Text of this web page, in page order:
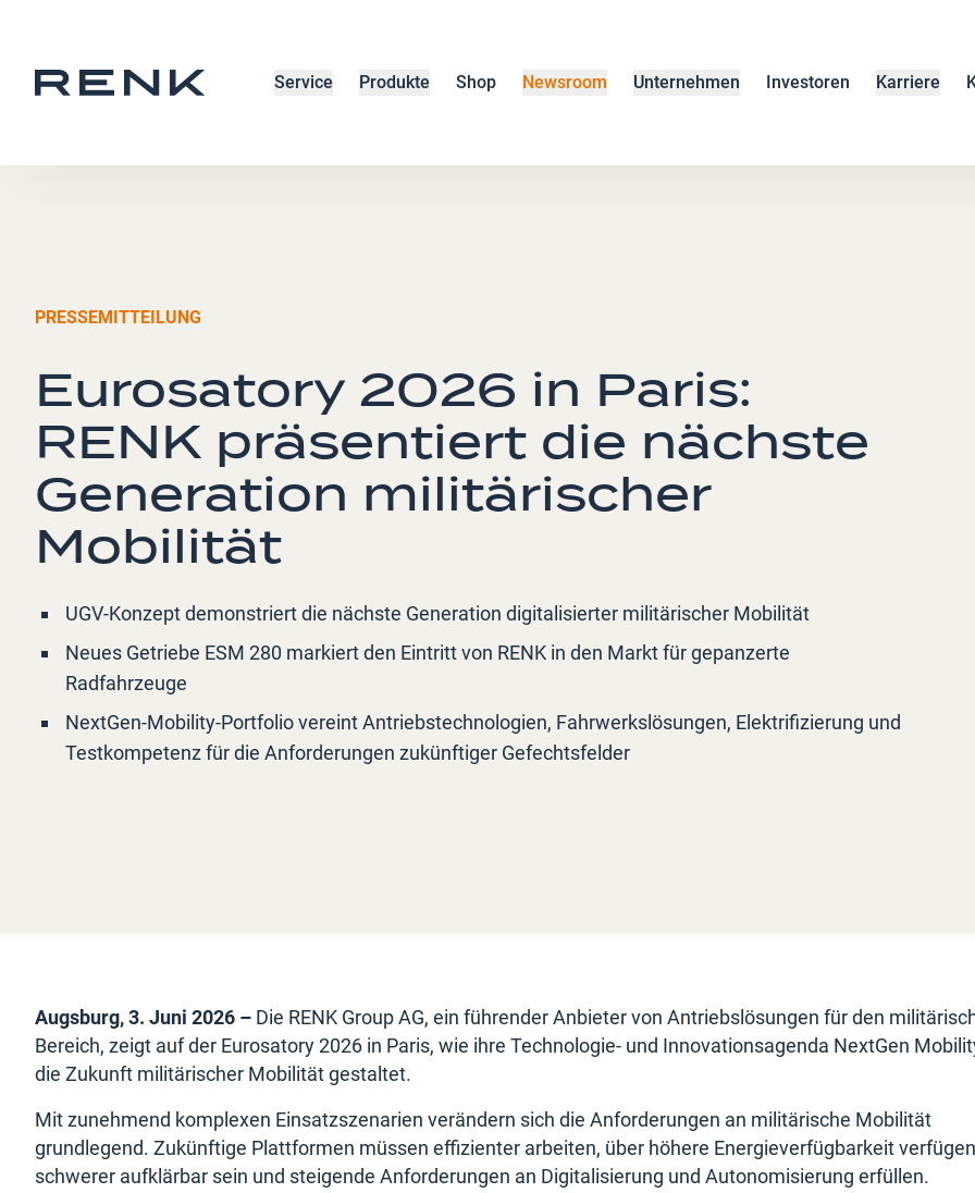
Service Produkte Shop Newsroom Unternehmen Investoren Karriere
PRESSEMITTEILUNG
Eurosatory 2026 in Paris:
RENK präsentiert die nächste
Generation militärischer
Mobilität
UGV-Konzept demonstriert die nächste Generation digitalisierter militärischer Mobilität
Neues Getriebe ESM 280 markiert den Eintritt von RENK in den Markt für gepanzerte
Radfahrzeuge
NextGen-Mobility-Portfolio vereint Antriebstechnologien, Fahrwerkslösungen, Elektrifizierung und
Testkompetenz für die Anforderungen zukünftiger Gefechtsfelder
Augsburg, 3. Juni 2026 – Die RENK Group AG, ein führender Anbieter von Antriebslösungen für den
Bereich, zeigt auf der Eurosatory 2026 in Paris, wie ihre Technologie- und Innovationsagenda NextGen
die Zukunft militärischer Mobilität gestaltet.
Mit zunehmend komplexen Einsatzszenarien verändern sich die Anforderungen an militärische Mobilität
grundlegend. Zukünftige Plattformen müssen effizienter arbeiten, über höhere Energieverfügbarkeit
schwerer aufklärbar sein und steigende Anforderungen an Digitalisierung und Autonomisierung erfüllen.